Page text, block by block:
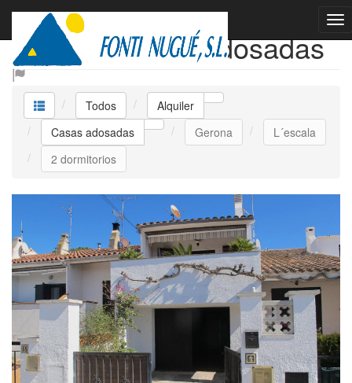
Alquiler Casas adosadas
Todos
Alquiler
Casas adosadas
Gerona
L´escala
2 dormitorios